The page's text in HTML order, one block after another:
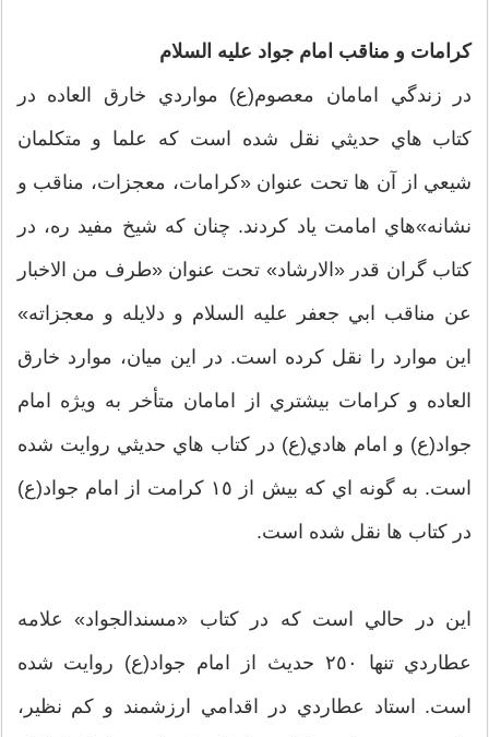
كرامات و مناقب امام جواد عليه السلام
در زندگي امامان معصوم(ع) مواردي خارق العاده در
كتاب هاي حديثي نقل شده است كه علما و متكلمان
شيعي از آن ها تحت عنوان «كرامات، معجزات، مناقب و
نشانه»هاي امامت ياد كردند. چنان كه شيخ مفيد ره، در
كتاب گران قدر «الارشاد» تحت عنوان «طرف من الاخبار
عن مناقب ابي جعفر عليه السلام و دلايله و معجزاته»
اين موارد را نقل كرده است. در اين ميان، موارد خارق
العاده و كرامات بيشتري از امامان متأخر به ويژه امام
جواد(ع) و امام هادي(ع) در كتاب هاي حديثي روايت شده
است. به گونه اي كه بيش از ١٥ كرامت از امام جواد(ع)
در كتاب ها نقل شده است.
اين در حالي است كه در كتاب «مسندالجواد» علامه
عطاردي تنها ٢٥٠ حديث از امام جواد(ع) روايت شده
است. استاد عطاردي در اقدامي ارزشمند و كم نظير،